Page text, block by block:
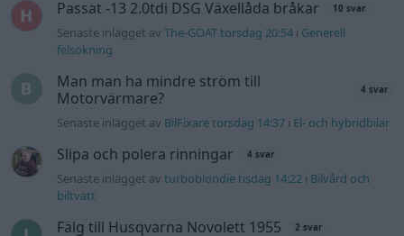
Passat -13 2.0tdi DSG Växellåda bråkar 10 svar
Senaste inlägget avThe-GOAT torsdag 20:54 i Generell
felsökning
Man man ha mindre ström till
Motorvärmare?
4 svar
Senaste inlägget av BilFixare torsdag 14:37 i El- och hybridbilar
Slipa och polera rinningar 4 svar
Senaste inlägget avturboblondie tisdag 14:22 i Bilvård och
biltvätt
Fälg till Husqvarna Novolett 1955 2 svar